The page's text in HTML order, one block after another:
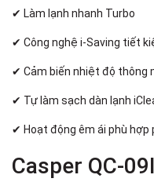
✔ Làm lạnh nhanh Turbo
✔ Công nghệ i-Saving tiết
✔ Cảm biến nhiệt độ thông
✔ Tự làm sạch dàn lạnh
✔ Hoạt động êm ái phù hợp
Casper QC-